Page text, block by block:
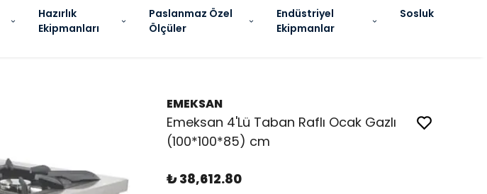
Hazırlık
Ekipmanları
Paslanmaz Özel
Ölçüler
Endüstriyel
Ekipmanlar
Sosluk
EMEKSAN
Emeksan 4'Lü Taban Raflı Ocak Gazlı
(100*100*85) cm
₺ 38,612.80